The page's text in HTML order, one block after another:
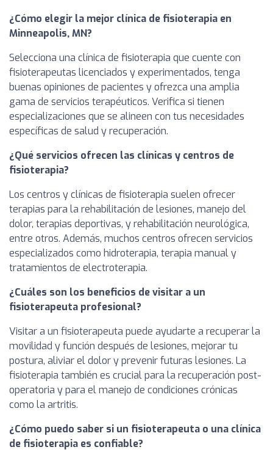
¿Cómo elegir la mejor clínica de fisioterapia en
Minneapolis, MN?
Selecciona una clínica de fisioterapia que cuente con
fisioterapeutas licenciados y experimentados, tenga
buenas opiniones de pacientes y ofrezca una amplia
gama de servicios terapéuticos. Verifica si tienen
especializaciones que se alineen con tus necesidades
específicas de salud y recuperación.
¿Qué servicios ofrecen las clínicas y centros de
fisioterapia?
Los centros y clínicas de fisioterapia suelen ofrecer
terapias para la rehabilitación de lesiones, manejo del
dolor, terapias deportivas, y rehabilitación neurológica,
entre otros. Además, muchos centros ofrecen servicios
especializados como hidroterapia, terapia manual y
tratamientos de electroterapia.
¿Cuáles son los beneficios de visitar a un
fisioterapeuta profesional?
Visitar a un fisioterapeuta puede ayudarte a recuperar la
movilidad y función después de lesiones, mejorar tu
postura, aliviar el dolor y prevenir futuras lesiones. La
fisioterapia también es crucial para la recuperación post-
operatoria y para el manejo de condiciones crónicas
como la artritis.
¿Cómo puedo saber si un fisioterapeuta o una clínica
de fisioterapia es confiable?